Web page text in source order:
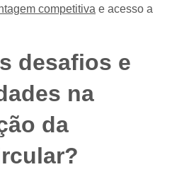
competitiva e acesso a
desafios e
na
da